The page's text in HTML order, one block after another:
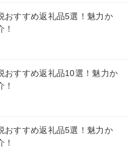
おすすめ返礼品5選！魅力か
おすすめ返礼品10選！魅力か
おすすめ返礼品5選！魅力か